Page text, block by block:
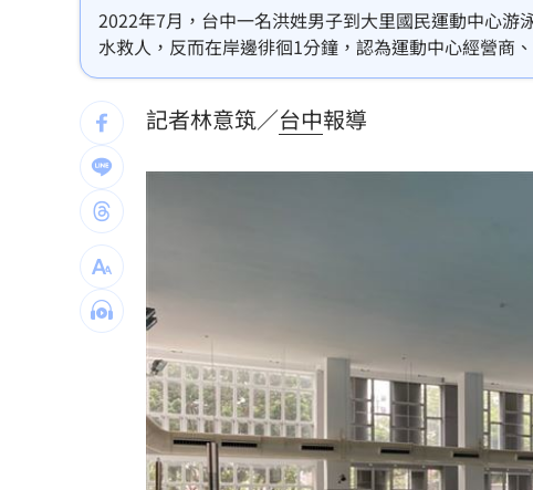
白海豚颱風擺盪逼近！雨到「這時」才趨緩
每股配12.8元的它 Ｑ2營收曝光
連續2場安打！ 林安可掃二壘打貢獻1打點
獨／北勢棒球隊穿破鞋拚冠軍 台僑看哭了
台灣彩券開獎直播中 20:31
LIVE三立+24小時直播 15:27
三立iNEWS新聞台線上直播 18:00
2022年7月，台中一名洪姓男子到大里國民運動中心
水救人，反而在岸邊徘徊1分鐘，認為運動中心經營商
認為救生員並無過失，且相關單位都不用賠償。
記者林意筑／台中報導